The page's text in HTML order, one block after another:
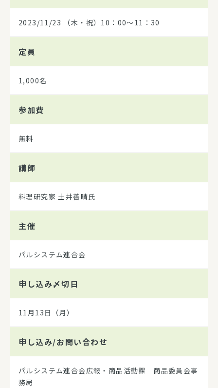
2023/11/23 （木・祝）10：00～11：30
定員
1,000名
参加費
無料
講師
料理研究家 土井善晴氏
主催
パルシステム連合会
申し込み〆切日
11月13日（月）
申し込み/お問い合わせ
パルシステム連合会広報・商品活動課 商品委員会事
務局